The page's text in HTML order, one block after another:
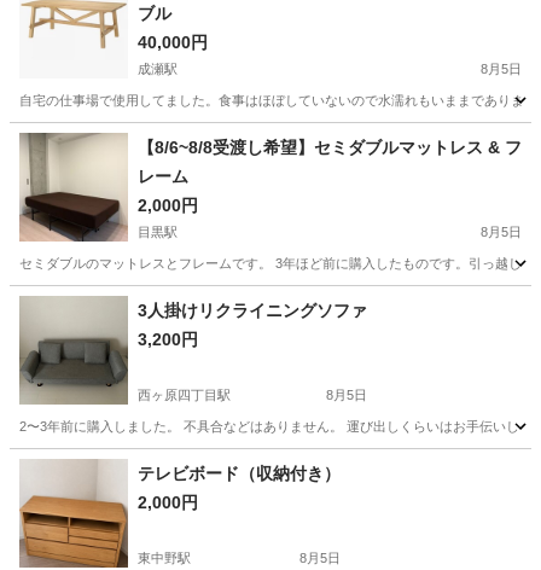
ブル
40,000円
成瀬駅 8月5日
自宅の仕事場で使用してました。食事はほぼしていないので水濡れもいままでありま
東京 町田市 テーブル
【8/6~8/8受渡し希望】セミダブルマットレス & フ
レーム
2,000円
目黒駅 8月5日
セミダブルのマットレスとフレームです。 3年ほど前に購入したものです。引っ越し
東京 品川区 目黒駅 ベッド
3人掛けリクライニングソファ
3,200円
西ヶ原四丁目駅 8月5日
2〜3年前に購入しました。 不具合などはありません。 運び出しくらいはお手伝いし
東京 北区 西ヶ原四丁目駅 ソファ
テレビボード（収納付き）
2,000円
東中野駅 8月5日